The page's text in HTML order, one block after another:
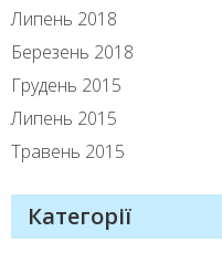
Липень 2018
Березень 2018
Грудень 2015
Липень 2015
Травень 2015
Категорії